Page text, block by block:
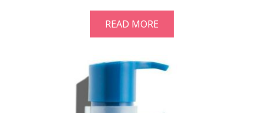
READ MORE